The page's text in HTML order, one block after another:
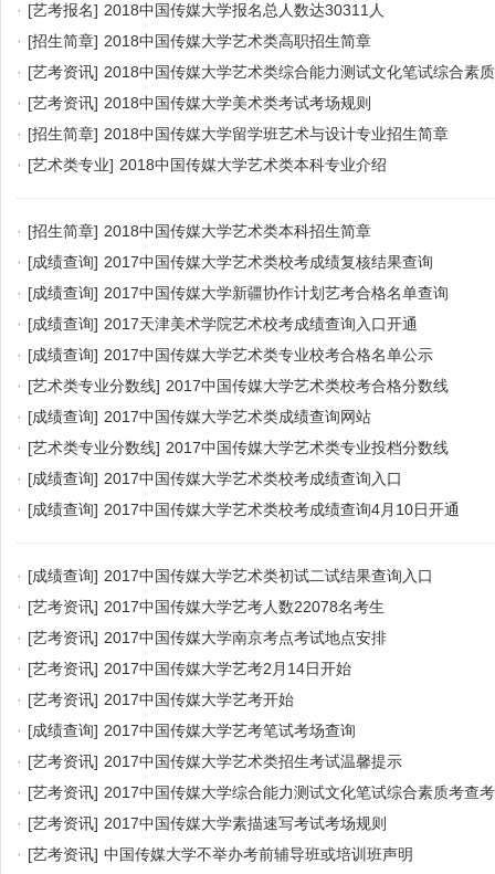
· [艺考报名] 2018中国传媒大学报名总人数达30311人
· [招生简章] 2018中国传媒大学艺术类高职招生简章
· [艺考资讯] 2018中国传媒大学艺术类综合能力测试文化笔试综合素
· [艺考资讯] 2018中国传媒大学美术类考试考场规则
· [招生简章] 2018中国传媒大学留学班艺术与设计专业招生简章
· [艺术类专业] 2018中国传媒大学艺术类本科专业介绍
· [招生简章] 2018中国传媒大学艺术类本科招生简章
· [成绩查询] 2017中国传媒大学艺术类校考成绩复核结果查询
· [成绩查询] 2017中国传媒大学新疆协作计划艺考合格名单查询
· [成绩查询] 2017天津美术学院艺术校考成绩查询入口开通
· [成绩查询] 2017中国传媒大学艺术类专业校考合格名单公示
· [艺术类专业分数线] 2017中国传媒大学艺术类校考合格分数线
· [成绩查询] 2017中国传媒大学艺术类成绩查询网站
· [艺术类专业分数线] 2017中国传媒大学艺术类专业投档分数线
· [成绩查询] 2017中国传媒大学艺术类校考成绩查询入口
· [成绩查询] 2017中国传媒大学艺术类校考成绩查询4月10日开通
· [成绩查询] 2017中国传媒大学艺术类初试二试结果查询入口
· [艺考资讯] 2017中国传媒大学艺考人数22078名考生
· [艺考资讯] 2017中国传媒大学南京考点考试地点安排
· [艺考资讯] 2017中国传媒大学艺考2月14日开始
· [艺考资讯] 2017中国传媒大学艺考开始
· [成绩查询] 2017中国传媒大学艺考笔试考场查询
· [艺考资讯] 2017中国传媒大学艺术类招生考试温馨提示
· [艺考资讯] 2017中国传媒大学综合能力测试文化笔试综合素质考查
· [艺考资讯] 2017中国传媒大学素描速写考试考场规则
· [艺考资讯] 中国传媒大学不举办考前辅导班或培训班声明